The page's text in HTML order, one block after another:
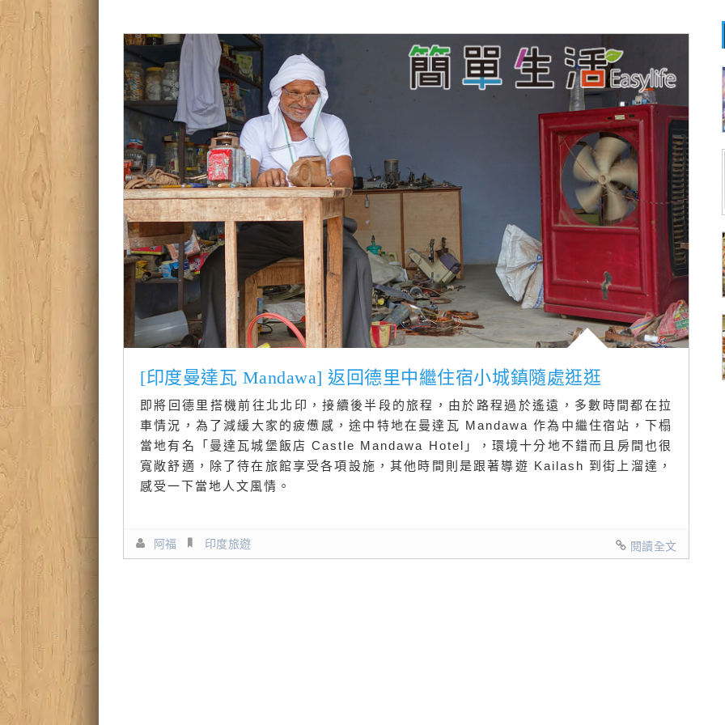
[印度曼達瓦 Mandawa] 返回德里中繼住宿小城鎮隨處逛逛
即將回德里搭機前往北北印，接續後半段的旅程，由於路程過於遙遠，多數時間都在拉
車情況，為了減緩大家的疲憊感，途中特地在曼達瓦 Mandawa 作為中繼住宿站，下榻
當地有名「曼達瓦城堡飯店 Castle Mandawa Hotel」，環境十分地不錯而且房間也很
寬敞舒適，除了待在旅館享受各項設施，其他時間則是跟著導遊 Kailash 到街上溜達，
感受一下當地人文風情。
阿福 印度旅遊 閱讀全文